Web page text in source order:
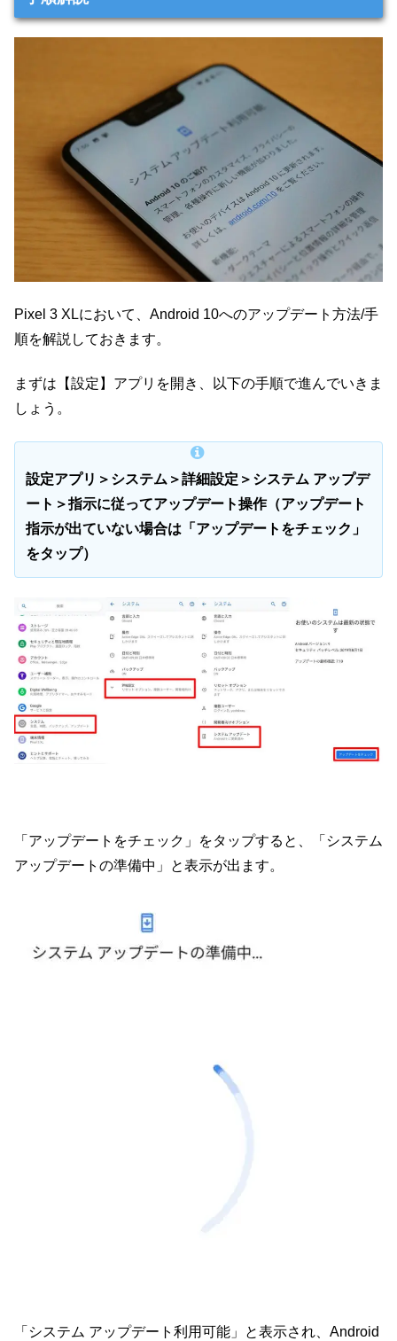
Pixel 3 XLにおいて、Android 10へのアップデート方法/手
順を解説しておきます。
まずは【設定】アプリを開き、以下の手順で進んでいきま
しょう。
設定アプリ＞システム＞詳細設定＞システム アップデ
ート＞指示に従ってアップデート操作（アップデート
指示が出ていない場合は「アップデートをチェック」
をタップ）
「アップデートをチェック」をタップすると、「システム
アップデートの準備中」と表示が出ます。
「システム アップデート利用可能」と表示され、Android